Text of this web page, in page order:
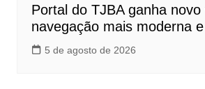
Portal do TJBA ganha novo
navegação mais moderna
5 de agosto de 2026